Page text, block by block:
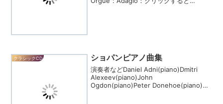
クラシックCD ショパンピアノ曲集
演奏者などDaniel Adni(piano)Dmitri
Alexeev(piano)John
Ogdon(piano)Peter Donehoe(piano)曲